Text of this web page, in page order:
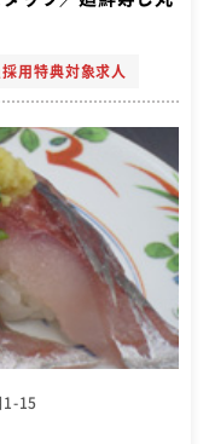
用特典対象求人
1-15